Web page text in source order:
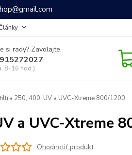
si rady? Zavolajte.
8-16 hod.)
250, 400, UV a UVC-Xtreme 800/1200
a UVC-Xtreme
Ohodnotiť produkt